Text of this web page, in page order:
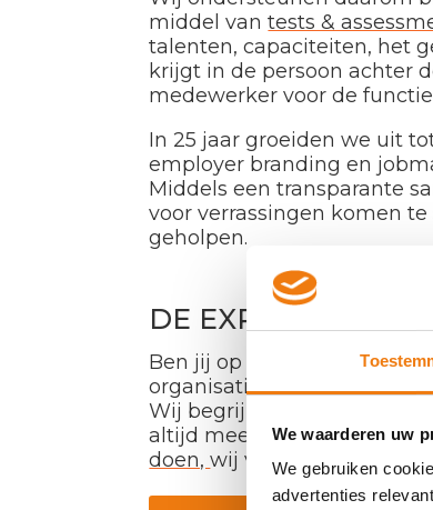
We waarderen uw
We gebruiken
advertenties
middel vantests &
talenten, capaciteiten, het
krijgt in de persoon achter
medewerker voor de
In 25 jaar groeiden we uit
employer branding en
Middels een transparante
voor verrassingen komen
geholpen.
DE EXPERTS VOOR
Ben jij op zoek naar nieuw
organisatie? De experts van
Wij begrijpen de
altijd mee metpassende
doen,wij vertellen je graag